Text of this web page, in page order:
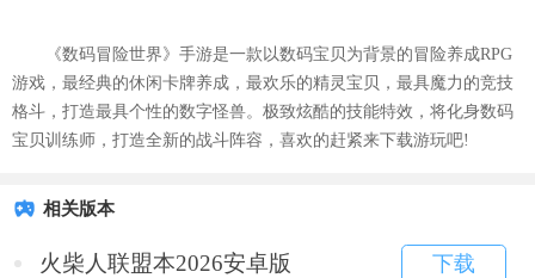
《数码冒险世界》手游是一款以数码宝贝为背景的冒险养成RPG
游戏，最经典的休闲卡牌养成，最欢乐的精灵宝贝，最具魔力的竞技
格斗，打造最具个性的数字怪兽。极致炫酷的技能特效，将化身数码
宝贝训练师，打造全新的战斗阵容，喜欢的赶紧来下载游玩吧!
相关版本
火柴人联盟本2026安卓版 下载